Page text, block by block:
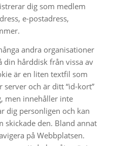
dig som medlem
e-postadress,
andra organisationer
din hårddisk från vissa av
är en liten textfil som
server och är ditt “id-kort”
men innehåller inte
dig personligen och kan
skickade den. Bland annat
på Webbplatsen.